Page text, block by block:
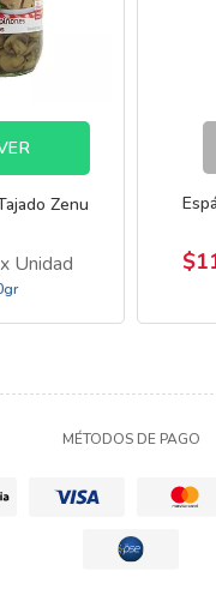
Zenu
x Unidad
MÉTODOS DE PAGO